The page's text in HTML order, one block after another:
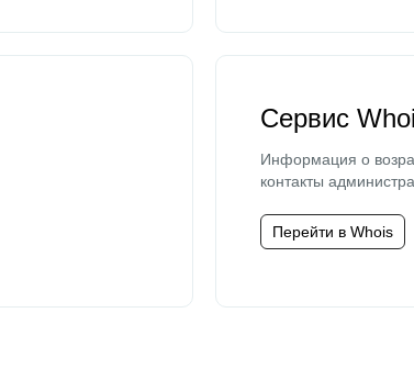
Сервис
Информация о
контакты
Перейти в Whois